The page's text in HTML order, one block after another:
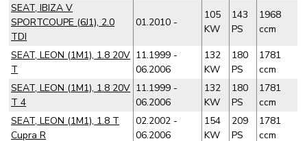
SEAT, IBIZA V
SPORTCOUPE (6J1), 2.0
TDI
01.2010 -
105
KW
143
PS
1968
ccm
SEAT, LEON (1M1), 1.8 20V
T
11.1999 -
06.2006
132
KW
180
PS
1781
ccm
SEAT, LEON (1M1), 1.8 20V
T 4
11.1999 -
06.2006
132
KW
180
PS
1781
ccm
SEAT, LEON (1M1), 1.8 T
Cupra R
02.2002 -
06.2006
154
KW
209
PS
1781
ccm